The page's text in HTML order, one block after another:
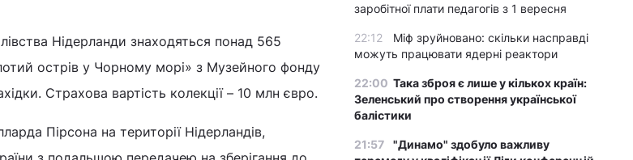
Нідерланди знаходяться понад 565
острів у Чорному морі» з Музейного фонду
Страхова вартість колекції – 10 млн євро.
Пірсона на території Нідерландів,
заробітної плати педагогів з 1 вересня
22:12
Міф зруйновано: скільки насправді
можуть працювати ядерні реактори
22:00 Така зброя є лише у кількох країн:
Зеленський про створення української
балістики
21:57
"Динамо" здобуло важливу